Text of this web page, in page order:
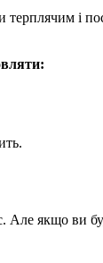
і
якщо ви